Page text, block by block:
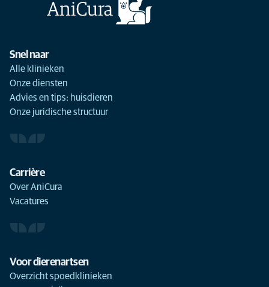
Snel naar
Alle klinieken
Onze diensten
Advies en tips: huisdieren
Onze juridische structuur
Carrière
Over AniCura
Vacatures
Voor dierenartsen
Overzicht spoedklinieken